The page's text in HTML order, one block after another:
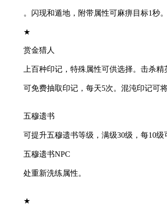
。闪现和遁地，附带属性可麻痹目标1秒。
★
赏金猎人
上百种印记，特殊属性可供选择。击杀
可免费抽取印记，每天5次。混沌印记可
五穆遗书
可提升五穆遗书等级，满级30级，每10
五穆遗书NPC
处重新洗练属性。
★